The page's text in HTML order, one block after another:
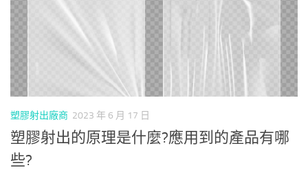
塑膠射出廠商 2023 年 6 月 17 日
塑膠射出的原理是什麼?應用到的產品有哪
些?